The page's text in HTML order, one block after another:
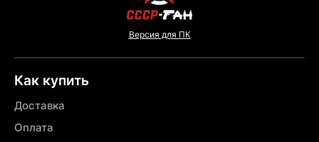
Версия для ПК
Как купить
Доставка
Оплата